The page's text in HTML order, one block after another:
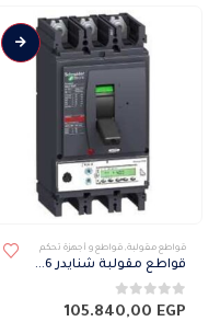
قواطع مقولبة, قواطع و أجهزة تحكم
قواطع مقولبة شنايدر NSX 36 كيلو 3 فاز ميكرو 6.3 A 630F
0من 5 105.840,00 EGP